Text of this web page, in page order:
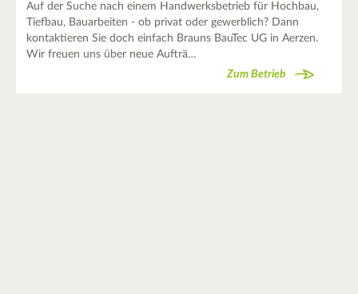
Auf der Suche nach einem Handwerksbetrieb für Hochbau,
Tiefbau, Bauarbeiten - ob privat oder gewerblich? Dann
kontaktieren Sie doch einfach Brauns BauTec UG in Aerzen.
Wir freuen uns über neue Aufträ…
Zum Betrieb